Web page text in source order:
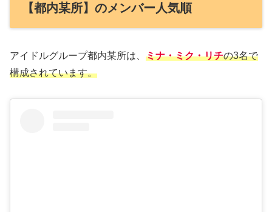
【都内某所】のメンバー人気順
アイドルグループ都内某所は、 ミナ・ミク・リチの3名で
構成されています。